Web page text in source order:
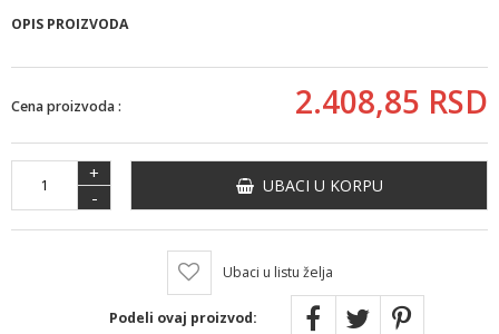
OPIS PROIZVODA
Cena proizvoda : 2.408,85 RSD
+
-
UBACI U KORPU
Ubaci u listu želja
Podeli ovaj proizvod: